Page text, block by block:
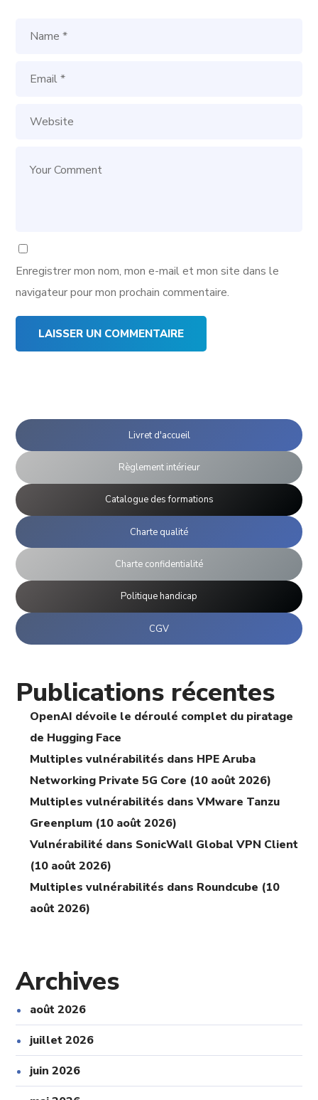
Enregistrer mon nom, mon e-mail et mon site dans le
navigateur pour mon prochain commentaire.
Livret d'accueil
Règlement intérieur
Catalogue des formations
Charte qualité
Charte confidentialité
Politique handicap
CGV
Publications récentes
OpenAI dévoile le déroulé complet du piratage
de Hugging Face
Multiples vulnérabilités dans HPE Aruba
Networking Private 5G Core (10 août 2026)
Multiples vulnérabilités dans VMware Tanzu
Greenplum (10 août 2026)
Vulnérabilité dans SonicWall Global VPN Client
(10 août 2026)
Multiples vulnérabilités dans Roundcube (10
août 2026)
Archives
août 2026
juillet 2026
juin 2026